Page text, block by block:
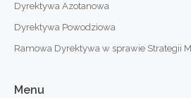
Dyrektywa Azotanowa
Dyrektywa Powodziowa
Ramowa Dyrektywa w sprawie Strategii
Menu